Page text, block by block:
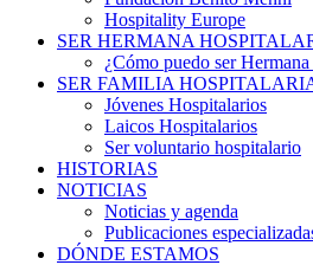
Hospitality Europe
SER HERMANA
¿Cómo puedo ser
SER FAMILIA
Jóvenes Hospitalarios
Laicos Hospitalarios
Ser voluntario hospitalario
HISTORIAS
NOTICIAS
Noticias y agenda
Publicaciones
DÓNDE ESTAMOS